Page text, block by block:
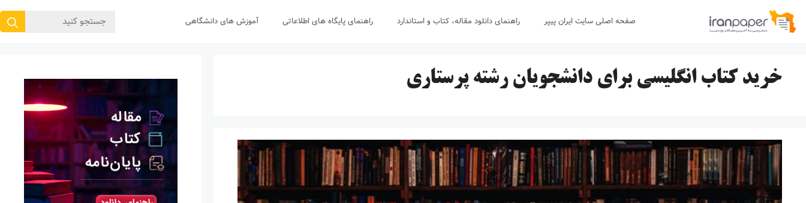
پرش
صفحه اصلی سایت ایران پیپر راهنمای دانلود مقاله، کتاب و استاندارد راهنمای پایگاه های اطلاعاتی آموزش های دانشگاهی
جستجوی
خرید کتاب انگلیسی برای دانشجویان رشته پرستاری